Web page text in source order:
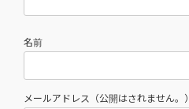
名前
メールアドレス（公開はされません。）